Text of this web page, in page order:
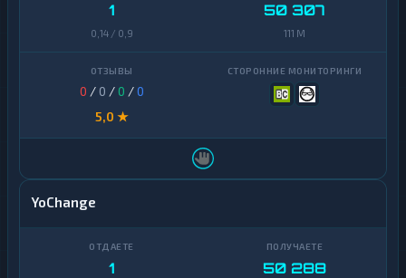
1
0,14 / 0,9
50 307
111 M
0 / 0 /0 /0
5,0 ★
YoChange
1 50 288